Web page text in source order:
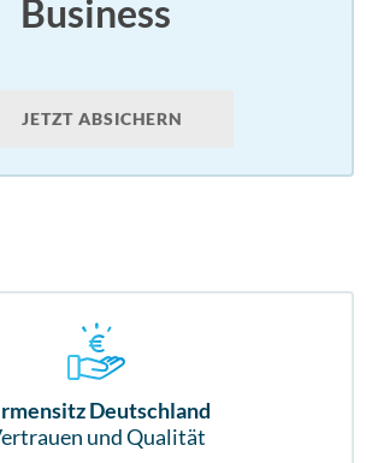
Business
JETZT ABSICHERN
Deutschland
und Qualität